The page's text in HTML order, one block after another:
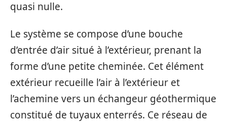
quasi nulle.
Le système se compose d’une bouche
d’entrée d’air situé à l’extérieur, prenant la
forme d’une petite cheminée. Cet élément
extérieur recueille l’air à l’extérieur et
l’achemine vers un échangeur géothermique
constitué de tuyaux enterrés. Ce réseau de